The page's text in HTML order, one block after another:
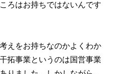
ろはお持ちではないんです
えをお持ちなのかよくわか
拓事業というのは国営事業